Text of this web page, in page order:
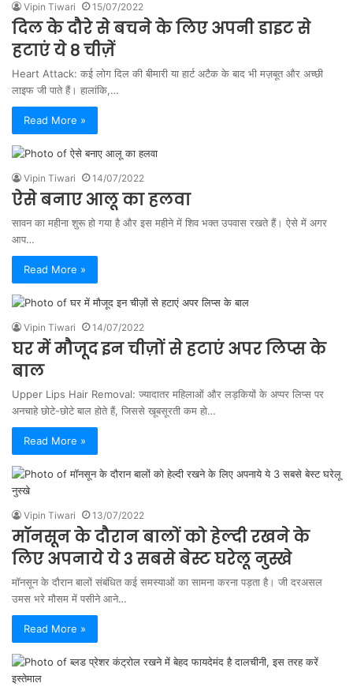
Vipin Tiwari 15/07/2022
दिल के दौरे से बचने के लिए अपनी डाइट से
हटाएं ये 8 चीज़ें
Heart Attack: कई लोग दिल की बीमारी या हार्ट अटैक के बाद भी मज़बूत और अच्छी
लाइफ जी पाते हैं। हालांकि,…
Read More »
Vipin Tiwari 14/07/2022
ऐसे बनाए आलू का हलवा
सावन का महीना शुरू हो गया है और इस महीने में शिव भक्त उपवास रखते हैं। ऐसे में अगर
आप…
Read More »
Vipin Tiwari 14/07/2022
घर में मौजूद इन चीज़ों से हटाएं अपर लिप्स के
बाल
Upper Lips Hair Removal: ज्यादातर महिलाओं और लड़कियों के अप्पर लिप्स पर
अनचाहे छोटे-छोटे बाल होते हैं, जिससे खूबसूरती कम हो…
Read More »
Vipin Tiwari 13/07/2022
मॉनसून के दौरान बालों को हेल्दी रखने के
लिए अपनाये ये 3 सबसे बेस्ट घरेलू नुस्खे
मॉनसून के दौरान बालों संबंधित कई समस्याओं का सामना करना पड़ता है। जी दरअसल
उमस भरे मौसम में पसीने आने…
Read More »